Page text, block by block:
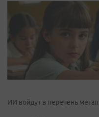
ИИ войдут в перечень